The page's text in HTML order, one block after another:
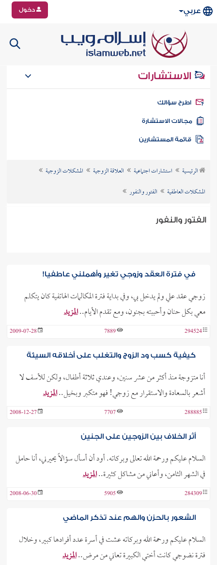
عربي دخول
الاستشارات
سؤالك
الاستشارة
الرئيسية استشارات اجتماعية العلاقة الزوجية
المشكلات الزوجية
المشكلات العاطفية
الفتور والنفور
الفتور والنفور
في فترة العقد وزوجي تغير وأهملني عاطفيا!
زوجي عقد علي ولم يدخل بي، وفي بداية فترة المكالمات الهاتفية كان يتكلم
معي بكل حنان وأحببته بجنون، ومع تقدم الأيام..المزيد
294524
7889
2009-07-28
كيفية كسب ود الزوج والتغلب على أخلاقه السيئة
أنا متزوجة منذ أكثر من عشر سنين، وعندي ثلاثة أطفال، ولكن للأسف لا
أشعر بالسعادة والاستقرار مع زوجي! فهو متكبر وبخيل..المزيد
288885
7707
2008-12-27
أثر الخلاف بين الزوجين على الجنين
السلام عليكم ورحمة الله تعالى وبركاته. أود أن أسأل سؤالاً يحيرني، أنا حامل
في الشهر الثامن، وأعاني من مشاكل كثيرة..المزيد
284309
5905
2008-06-30
الشعور بالحزن والهم عند تذكر الماضي
السلام عليكم ورحمة الله وبركاته عشت في أسرة عدد أفرادها كبير، وخلال
فترة نضوجي كانت أختي الكبيرة تعاني من مرض..المزيد